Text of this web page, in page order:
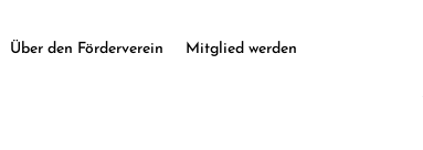
Über den Förderverein Mitglied werden